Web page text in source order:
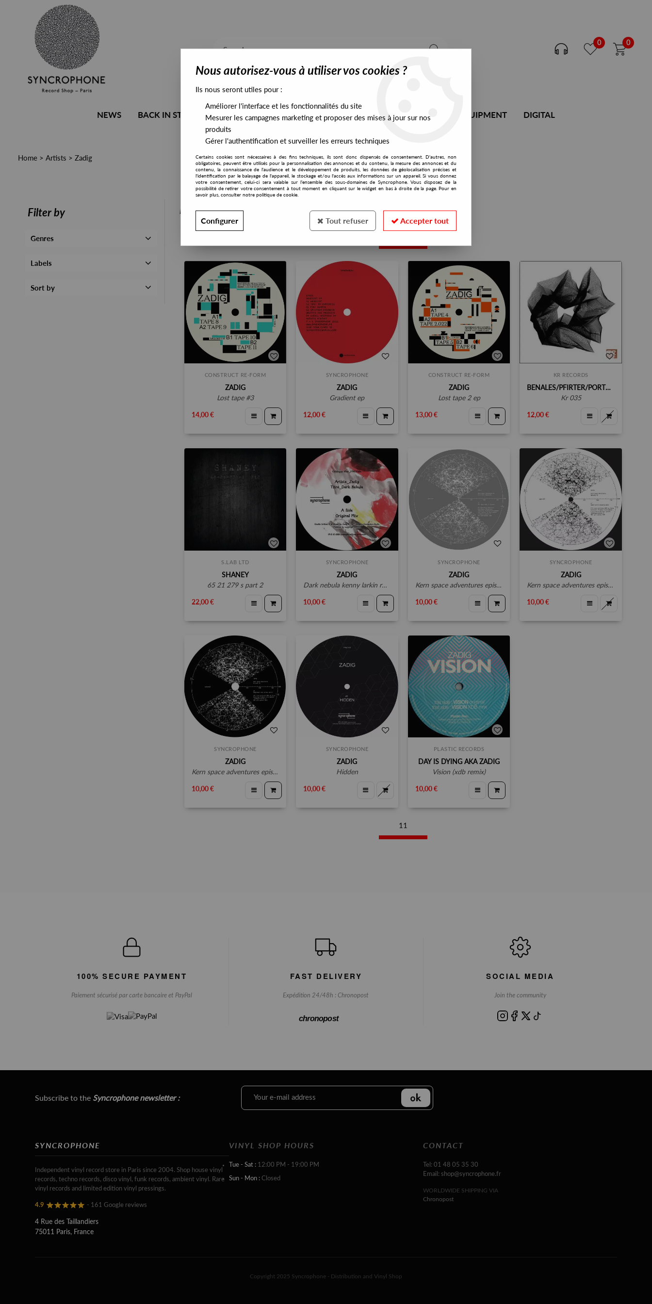
0 0
NEWS BACK IN STOCK ALL STOCK EXCLUSIVES PRESALES EXCLUSIVES DJ EQUIPMENT DIGITAL
Home > Artists > Zadig
Filter by
Genres
Labels
Sort by
PRESALES EXCLUSIVES
CONSTRUCT RE-FORM
ZADIG
lost tape #3
14,00 €
SYNCROPHONE
ZADIG
gradient ep
12,00 €
CONSTRUCT RE-FORM
ZADIG
lost tape 2 ep
13,00 €
KR RECORDS
BENALES/PFIRTER/PORTEIX/SHANEY/ZADIG
kr 035
12,00 €
S.LAB LTD
SHANEY
65 21 279 s part 2
22,00 €
SYNCROPHONE
ZADIG
dark nebula kenny larkin rmx
10,00 €
SYNCROPHONE
ZADIG
kern space adventures episode #3
10,00 €
SYNCROPHONE
ZADIG
kern space adventures episode #2
10,00 €
SYNCROPHONE
ZADIG
kern space adventures episode #1
10,00 €
SYNCROPHONE
ZADIG
hidden
10,00 €
PLASTIC RECORDS
DAY IS DYING AKA ZADIG
vision (xdb remix)
10,00 €
11
100% SECURE PAYMENT
Paiement sécurisé par carte bancaire et PayPal
FAST DELIVERY
Expédition 24/48h : Chronopost
chronopost
SOCIAL MEDIA
Join the community
Subscribe to the Syncrophone newsletter :
SYNCROPHONE
Independent vinyl record store in Paris since 2004. Shop house vinyl
records, techno records, disco vinyl, funk records, ambient vinyl. Rare
vinyl records and limited edition vinyl pressings.
4.9 - 161 Google reviews
4 Rue des Taillandiers
75011 Paris, France
VINYL SHOP HOURS
Tue - Sat : 12:00 PM - 19:00 PM
Sun - Mon : Closed
CONTACT
Tel: 01 48 05 35 30
Email: shop@syncrophone.fr
WORLDWIDE SHIPPING VIA
Chronopost
Copyright 2025 Syncrophone - Distribution and Vinyl Shop
Nous autorisez-vous à utiliser vos cookies ?
Ils nous seront utiles pour :
Améliorer l'interface et les fonctionnalités du site
Mesurer les campagnes marketing et proposer des mises à jour sur nos
produits
Gérer l'authentification et surveiller les erreurs techniques
Certains cookies sont nécessaires à des fins techniques, ils sont donc dispensés de consentement. D'autres, non
obligatoires, peuvent être utilisés pour la personnalisation des annonces et du contenu, la mesure des annonces et du
contenu, la connaissance de l'audience et le développement de produits, les données de géolocalisation précises et
l'identification par le balayage de l'appareil, le stockage et/ou l'accès aux informations sur un appareil. Si vous donnez
votre consentement, celui-ci sera valable sur l’ensemble des sous-domaines de Syncrophone. Vous disposez de la
possibilité de retirer votre consentement à tout moment en cliquant sur le widget en bas à droite de la page. Pour en
savoir plus, consulter notre politique de cookie.
Configurer Tout refuser Accepter tout